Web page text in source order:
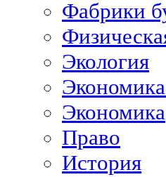
Фабрики
Экология
Экономика
Право
История